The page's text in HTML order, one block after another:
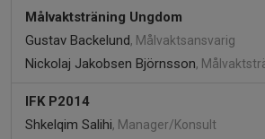
Målvaktsträning Ungdom
Gustav Backelund, Målvaktsansvarig
Nickolaj Jakobsen Björnsson,
IFK P2014
Shkelqim Salihi, Manager/Konsult